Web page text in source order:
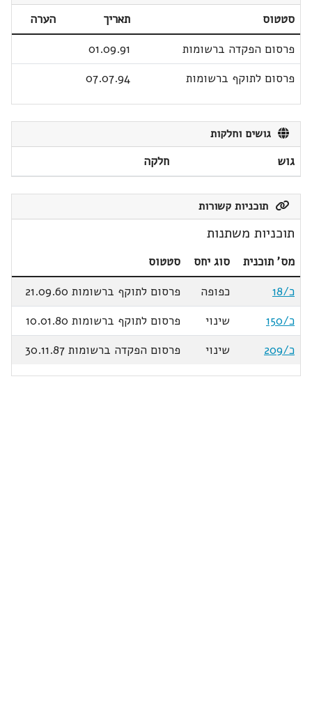
סטטוס תאריך
הערה
פרסום הפקדה ברשומות
01.09.91
פרסום לתוקף ברשומות
07.07.94
גושים וחלקות
גוש חלקה
תוכניות קשורות
תוכניות משתנות
מס' תוכנית סוג יחס
סטטוס
כ/18
כפופה
פרסום לתוקף ברשומות 21.09.60
כ/150
שינוי
פרסום לתוקף ברשומות 10.01.80
כ/209
שינוי פרסום הפקדה ברשומות 30.11.87